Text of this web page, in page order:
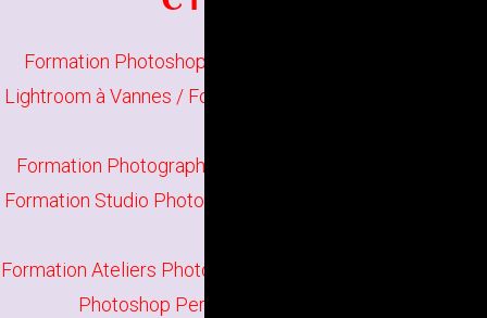
Formation Photoshop Initiation à Lorient
Lightroom à Vannes / Formation Photographie Initiation à
Formation Photographie Perfectionnement à Vannes
Formation Studio Photo à Lorient
Formation Ateliers Photographiques à Lorient
Photoshop Perfectionnement à Vannes